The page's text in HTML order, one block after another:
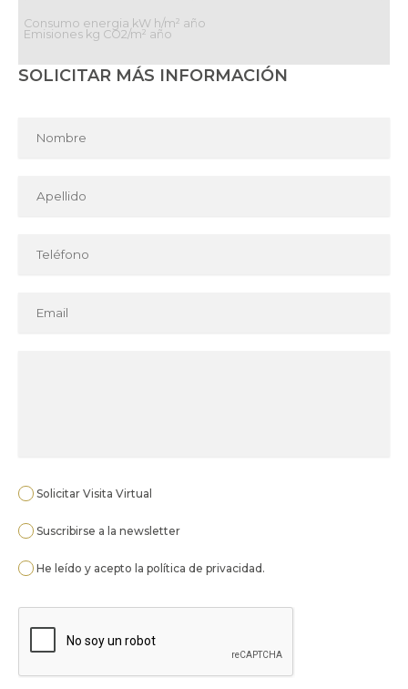
Consumo energia kW h/m² año
Emisiones kg CO2/m² año
SOLICITAR MÁS INFORMACIÓN
Solicitar Visita Virtual
Suscribirse a la newsletter
He leído y acepto la política de privacidad.